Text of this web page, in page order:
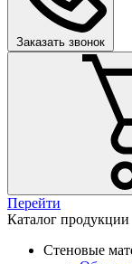
Заказать звонок
Перейти
Каталог продукции
Стеновые